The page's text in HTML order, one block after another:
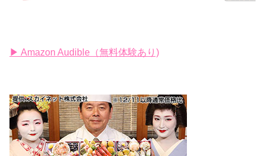
▶ Amazon Audible（無料体験あり)